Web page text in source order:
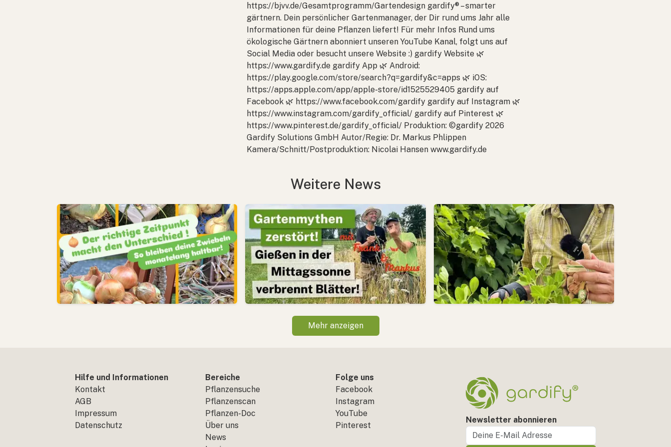
https://bjvv.de/Gesamtprogramm/Gartendesign gardify® – smarter
gärtnern. Dein persönlicher Gartenmanager, der Dir rund ums Jahr alle
Informationen für deine Pflanzen liefert! Für mehr Infos Rund ums
ökologische Gärtnern abonniert unseren YouTube Kanal, folgt uns auf
Social Media oder besucht unsere Website :) gardify Website 🌿
https://www.gardify.de gardify App 🌿 Android:
https://play.google.com/store/search?q=gardify&c=apps 🌿 iOS:
https://apps.apple.com/app/apple-store/id1525529405 gardify auf
Facebook 🌿 https://www.facebook.com/gardify gardify auf Instagram 🌿
https://www.instagram.com/gardify_official/ gardify auf Pinterest 🌿
https://www.pinterest.de/gardify_official/ Produktion: ©gardify 2026
Gardify Solutions GmbH Autor/Regie: Dr. Markus Phlippen
Kamera/Schnitt/Postproduktion: Nicolai Hansen www.gardify.de
Weitere News
Mehr anzeigen
Hilfe und Informationen
Kontakt
AGB
Impressum
Datenschutz
Bereiche
Pflanzensuche
Pflanzenscan
Pflanzen-Doc
Über uns
News
Folge uns
Facebook
Instagram
YouTube
Pinterest
Newsletter abonnieren